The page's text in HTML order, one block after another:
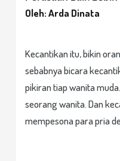
Oleh: Arda Dinata
Kecantikan itu, bikin
sebabnya bicara
pikiran tiap wanita
seorang wanita. Dan
mempesona para pria